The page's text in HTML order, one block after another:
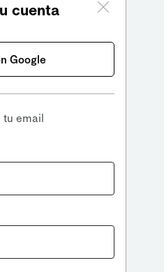
cuenta
Google
tu email